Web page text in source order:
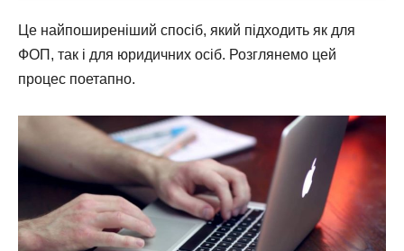
Це найпоширеніший спосіб, який підходить як для
ФОП, так і для юридичних осіб. Розглянемо цей
процес поетапно.